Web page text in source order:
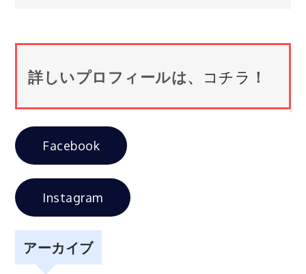
ナ
ビ
ゲ
ー
シ
ョ
ン
詳しいプロフィールは、 コチラ ！
Facebook
Instagram
アーカイブ